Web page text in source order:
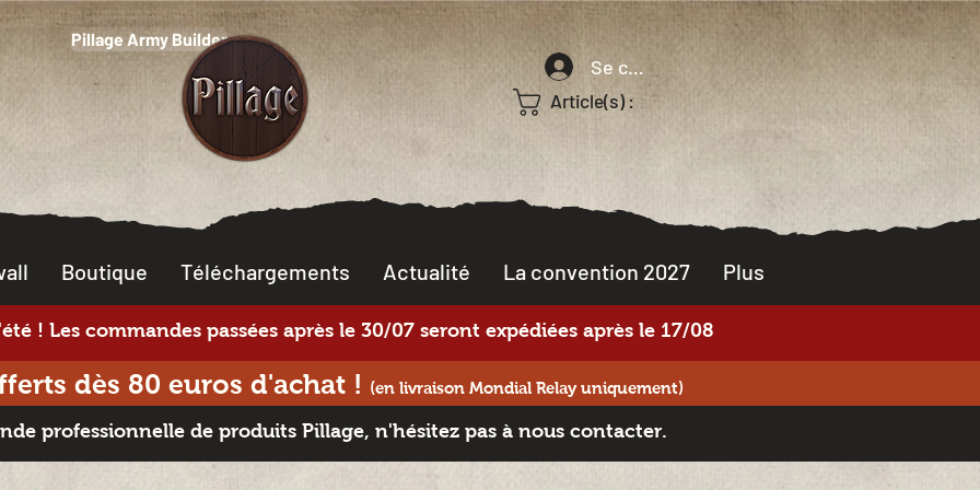
Pillage Army Builder
Se connecter
Article(s) :
Boutique Téléchargements Actualité La convention 2027 Plus
! Les commandes passées après le 30/07 seront expédiées après le 17/08
dès 80 euros d'achat ! (en livraison Mondial Relay uniquement)
professionnelle de produits Pillage, n'hésitez pas à nous contacter.